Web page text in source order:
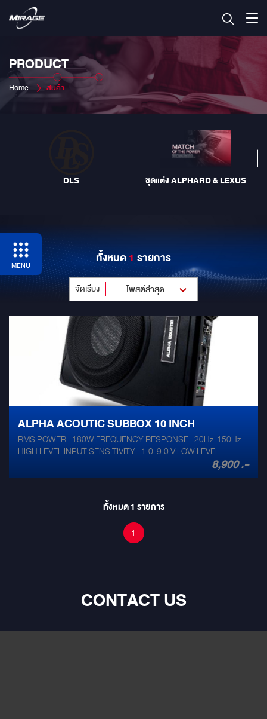
PRODUCT
Home สินค้า
DLS ชุดแต่ง ALPHARD & LEXUS
MENU ทั้งหมด1 รายการ
จัดเรียง โพสต์ล่าสุด
ALPHA ACOUTIC SUBBOX 10 INCH
RMS POWER : 180W FREQUENCY RESPONSE : 20Hz-150Hz
HIGH LEVEL INPUT SENSITIVITY : 1.0-9.0 V LOW LEVEL
SENSITIVITY : 0.1-6V LOW PASS FILTER : 50Hz-150Hz BASS
BOOST : 0 to + 18dB SUBSONIC FILTER : 20Hz SUBWOOFER :
8,900 .-
ทั้งหมด1 รายการ
1
CONTACT US